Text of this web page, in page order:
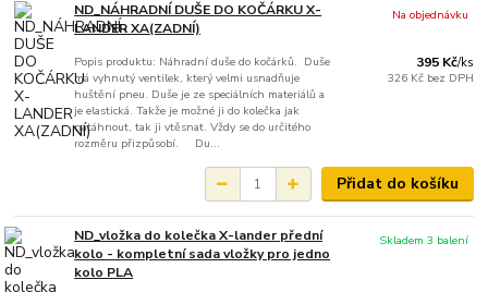
ND_NÁHRADNÍ DUŠE DO KOČÁRKU X-
LANDER XA(ZADNÍ)
Popis produktu: Náhradní duše do kočárků. Duše
má vyhnutý ventilek, který velmi usnadňuje
huštění pneu. Duše je ze speciálních materiálů a
je elastická. Takže je možné ji do kolečka jak
natáhnout, tak ji vtěsnat. Vždy se do určitého
rozměru přizpůsobí. Du...
395 Kč/ks
326 Kč bez DPH
Na objednávku
Přidat do košíku
ND_vložka do kolečka X-lander přední
kolo - kompletní sada vložky pro jedno
kolo PLA
Skladem 3 balení